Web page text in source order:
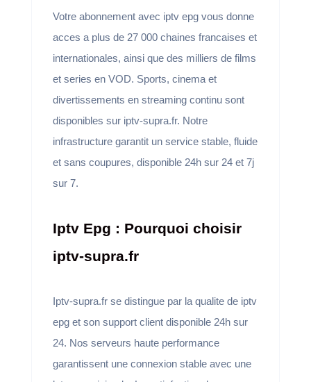
Votre abonnement avec iptv epg vous donne
acces a plus de 27 000 chaines francaises et
internationales, ainsi que des milliers de films
et series en VOD. Sports, cinema et
divertissements en streaming continu sont
disponibles sur iptv-supra.fr. Notre
infrastructure garantit un service stable, fluide
et sans coupures, disponible 24h sur 24 et 7j
sur 7.
Iptv Epg : Pourquoi choisir
iptv-supra.fr
Iptv-supra.fr se distingue par la qualite de iptv
epg et son support client disponible 24h sur
24. Nos serveurs haute performance
garantissent une connexion stable avec une